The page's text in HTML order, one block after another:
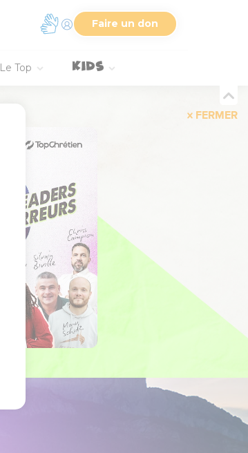
Faire un don
Le Top
FERMER